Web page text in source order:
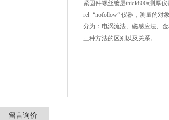
紧固件螺丝镀层thick800a测厚
rel=“nofollow“ 仪器，测量的对
分为：电涡流法、磁感应法、
三种方法的区别以及关系。
留言询价